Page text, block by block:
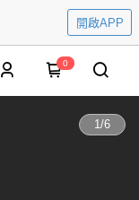
開啟APP
0
1/6